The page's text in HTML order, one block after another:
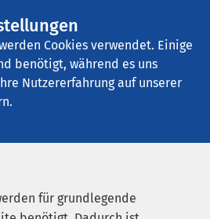
Cookies verwendet. Einige
benötigt, während es uns
Nutzererfahrung auf unserer
für grundlegende